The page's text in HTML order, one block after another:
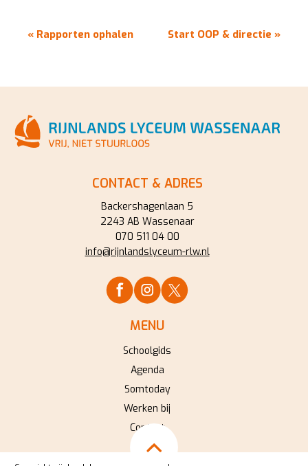
EVENEMENT
NAVIGATIE
« Rapporten ophalen Start OOP & directie »
CONTACT & ADRES
Backershagenlaan 5
2243 AB Wassenaar
070 511 04 00
info@rijnlandslyceum-rlw.nl
MENU
Schoolgids
Agenda
Somtoday
Werken bij
Contact